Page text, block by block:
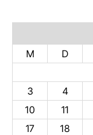
M
D
3
4
10
11
17
18